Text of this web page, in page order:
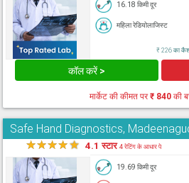
16.18 किमी दूर
महिला रेडियोलाजिस्ट
₹ 226 का
कॉल करें >
मार्केट की कीमत पर₹ 840की
Safe Hand Diagnostics,
★★★★★ 4.1 स्टार4 रेटिंग के आधार पे
19.69 किमी दूर